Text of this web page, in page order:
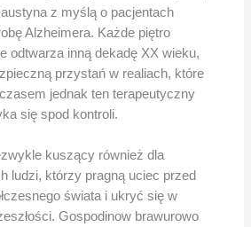
z myślą o pacjentach
Alzheimera. Każde piętro
odtwarza inną dekadę XX wieku,
przystań w realiach, które
jednak ten terapeutyczny
się spod kontroli.
kuszący również dla
ludzi, którzy pragną uciec przed
świata i ukryć się w
Gospodinow brawurowo